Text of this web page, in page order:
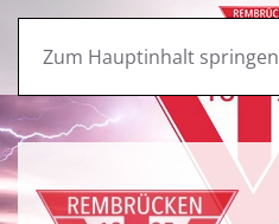
Zum Hauptinhalt springen